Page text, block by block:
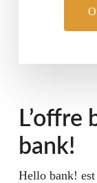
L’offre
bank!
Hello bank! est